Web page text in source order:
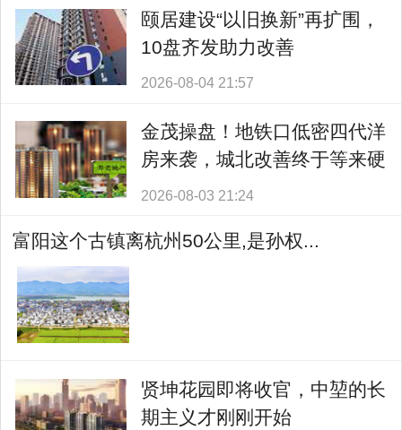
颐居建设“以旧换新”再扩围，
10盘齐发助力改善
2026-08-04 21:57
金茂操盘！地铁口低密四代洋
房来袭，城北改善终于等来硬
货！
2026-08-03 21:24
富阳这个古镇离杭州50公里,是孙权...
贤坤花园即将收官，中堃的长
期主义才刚刚开始